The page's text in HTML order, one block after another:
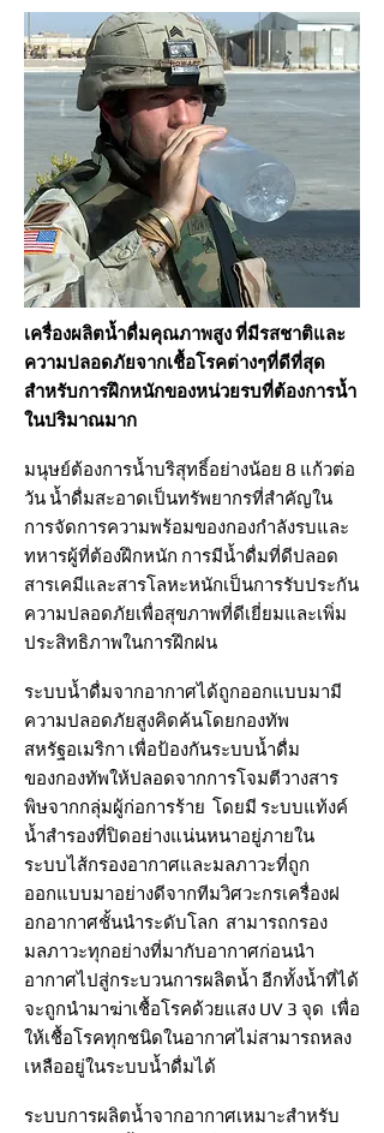
เครื่องผลิตน้ำดื่มคุณภาพสูง ที่มีรสชาติและ
ความปลอดภัยจากเชื้อโรคต่างๆที่ดีที่สุด
สำหรับการฝึกหนักของหน่วยรบที่ต้องการน้ำ
ในปริมาณมาก
มนุษย์ต้องการน้ำบริสุทธิ์อย่างน้อย 8 แก้วต่อ
วัน น้ำดื่มสะอาดเป็นทรัพยากรที่สำคัญใน
การจัดการความพร้อมของกองกำลังรบและ
ทหารผู้ที่ต้องฝึกหนัก การมีน้ำดื่มที่ดีปลอด
สารเคมีและสารโลหะหนักเป็นการรับประกัน
ความปลอดภัยเพื่อสุขภาพที่ดีเยี่ยมและเพิ่ม
ประสิทธิภาพในการฝึกฝน
ระบบน้ำดื่มจากอากาศได้ถูกออกแบบมามี
ความปลอดภัยสูงคิดค้นโดยกองทัพ
สหรัฐอเมริกา เพื่อป้องกันระบบน้ำดื่ม
ของกองทัพให้ปลอดจากการโจมตีวางสาร
พิษจากกลุ่มผู้ก่อการร้าย โดยมี ระบบแท้งค์
น้ำสำรองที่ปิดอย่างแน่นหนาอยู่ภายใน
ระบบไส้กรองอากาศและมลภาวะที่ถูก
ออกแบบมาอย่างดีจากทีมวิศวะกรเครื่องฝ
อกอากาศชั้นนำระดับโลก สามารถกรอง
มลภาวะทุกอย่างที่มากับอากาศก่อนนำ
อากาศไปสู่กระบวนการผลิตน้ำ อีกทั้งน้ำที่ได้
จะถูกนำมาฆ่าเชื้อโรคด้วยแสง UV 3 จุด เพื่อ
ให้เชื้อโรคทุกชนิดในอากาศไม่สามารถหลง
เหลืออยู่ในระบบน้ำดื่มได้
ระบบการผลิตน้ำจากอากาศเหมาะสำหรับ